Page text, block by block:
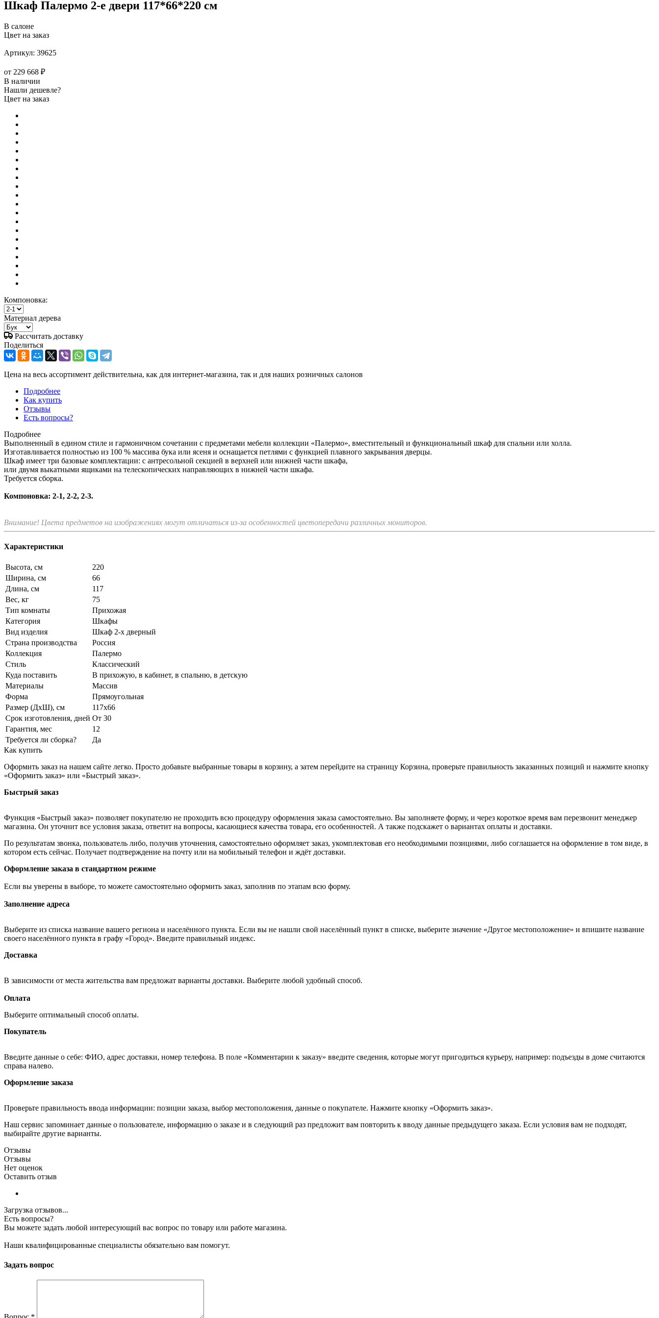
Шкаф Палермо 2-е двери 117*66*220 см
В салоне
Цвет на заказ
Артикул: 39625
от 229 668 ₽
В наличии
Нашли дешевле?
Цвет на заказ
Компоновка:
Материал дерева
Рассчитать доставку
Поделиться
Цена на весь ассортимент действительна, как для интернет-магазина, так и для наших розничных салонов
Подробнее
Как купить
Отзывы
Есть вопросы?
Подробнее
Выполненный в едином стиле и гармоничном сочетании с предметами мебели коллекции «Палермо», вместительный и функциональный шкаф для спальни или холла.
Изготавливается полностью из 100 % массива бука или ясеня и оснащается петлями с функцией плавного закрывания дверцы.
Шкаф имеет три базовые комплектации: c антресольной секцией в верхней или нижней части шкафа,
или двумя выкатными ящиками на телескопических направляющих в нижней части шкафа.
Требуется сборка.
Компоновка: 2-1, 2-2, 2-3.
Внимание! Цвета предметов на изображениях могут отличаться из-за особенностей цветопередачи различных мониторов.
Характеристики
Высота, см
220
Ширина, см
66
Длина, см
117
Вес, кг
75
Тип комнаты
Прихожая
Категория
Шкафы
Вид изделия
Шкаф 2-х дверный
Страна производства
Россия
Коллекция
Палермо
Стиль
Классический
Куда поставить
В прихожую, в кабинет, в спальню, в детскую
Материалы
Массив
Форма
Прямоугольная
Размер (ДхШ), см
117х66
Срок изготовления, дней От 30
Гарантия, мес
12
Требуется ли сборка?
Да
Как купить
Оформить заказ на нашем сайте легко. Просто добавьте выбранные товары в корзину, а затем перейдите на страницу Корзина, проверьте правильность заказанных позиций и нажмите кнопку
«Оформить заказ» или «Быстрый заказ».
Быстрый заказ
Функция «Быстрый заказ» позволяет покупателю не проходить всю процедуру оформления заказа самостоятельно. Вы заполняете форму, и через короткое время вам перезвонит менеджер
магазина. Он уточнит все условия заказа, ответит на вопросы, касающиеся качества товара, его особенностей. А также подскажет о вариантах оплаты и доставки.
По результатам звонка, пользователь либо, получив уточнения, самостоятельно оформляет заказ, укомплектовав его необходимыми позициями, либо соглашается на оформление в том виде, в
котором есть сейчас. Получает подтверждение на почту или на мобильный телефон и ждёт доставки.
Оформление заказа в стандартном режиме
Если вы уверены в выборе, то можете самостоятельно оформить заказ, заполнив по этапам всю форму.
Заполнение адреса
Выберите из списка название вашего региона и населённого пункта. Если вы не нашли свой населённый пункт в списке, выберите значение «Другое местоположение» и впишите название
своего населённого пункта в графу «Город». Введите правильный индекс.
Доставка
В зависимости от места жительства вам предложат варианты доставки. Выберите любой удобный способ.
Оплата
Выберите оптимальный способ оплаты.
Покупатель
Введите данные о себе: ФИО, адрес доставки, номер телефона. В поле «Комментарии к заказу» введите сведения, которые могут пригодиться курьеру, например: подъезды в доме считаются
справа налево.
Оформление заказа
Проверьте правильность ввода информации: позиции заказа, выбор местоположения, данные о покупателе. Нажмите кнопку «Оформить заказ».
Наш сервис запоминает данные о пользователе, информацию о заказе и в следующий раз предложит вам повторить к вводу данные предыдущего заказа. Если условия вам не подходят,
выбирайте другие варианты.
Отзывы
Отзывы
Нет оценок
Оставить отзыв
Загрузка отзывов...
Есть вопросы?
Вы можете задать любой интересующий вас вопрос по товару или работе магазина.
Наши квалифицированные специалисты обязательно вам помогут.
Задать вопрос